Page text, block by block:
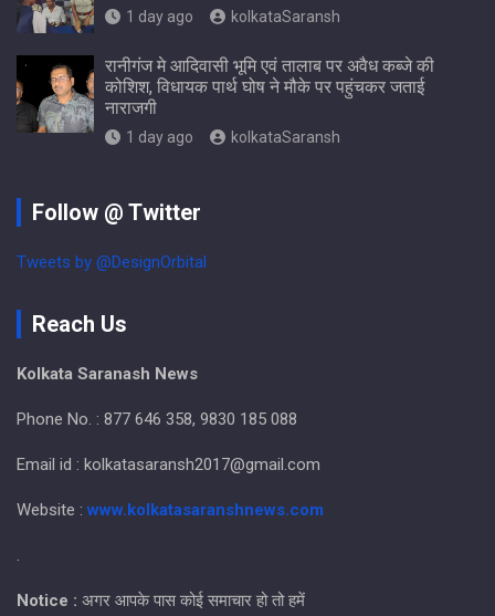
1 day ago kolkataSaransh
रानीगंज मे आदिवासी भूमि एवं तालाब पर अवैध कब्जे की
कोशिश, विधायक पार्थ घोष ने मौके पर पहुंचकर जताई
नाराजगी
1 day ago kolkataSaransh
Follow @ Twitter
Tweets by @DesignOrbital
Reach Us
Kolkata Saranash News
Phone No. : 877 646 358, 9830 185 088
Email id : kolkatasaransh2017@gmail.com
Website : www.kolkatasaranshnews.com
.
Notice : अगर आपके पास कोई समाचार हो तो हमें